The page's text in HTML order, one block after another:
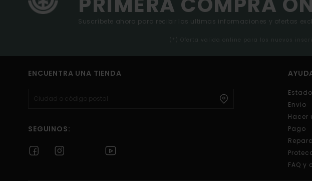
Suscríbete ahora para recibir las ultimas informaciones y ofertas
(*) Oferta valida online para los nuevos
ENCUENTRA UNA TIENDA
SEGUINOS:
Envio
Hacer
Pago
FAQ y